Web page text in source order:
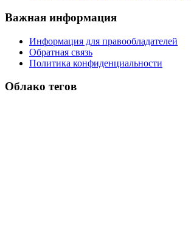
Важная информация
Информация для правообладателей
Обратная связь
Политика конфиденциальности
Облако тегов